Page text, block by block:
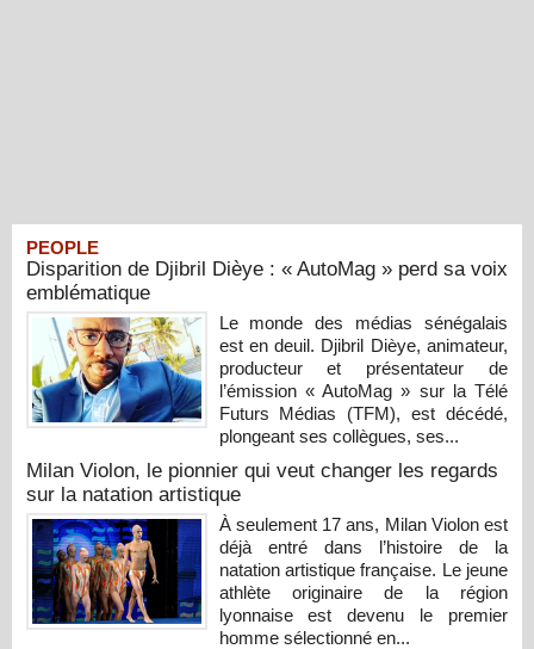
PEOPLE
Disparition de Djibril Dièye : « AutoMag » perd sa voix
emblématique
Le monde des médias sénégalais
est en deuil. Djibril Dièye, animateur,
producteur et présentateur de
l’émission « AutoMag » sur la Télé
Futurs Médias (TFM), est décédé,
plongeant ses collègues, ses...
Milan Violon, le pionnier qui veut changer les regards
sur la natation artistique
À seulement 17 ans, Milan Violon est
déjà entré dans l’histoire de la
natation artistique française. Le jeune
athlète originaire de la région
lyonnaise est devenu le premier
homme sélectionné en...